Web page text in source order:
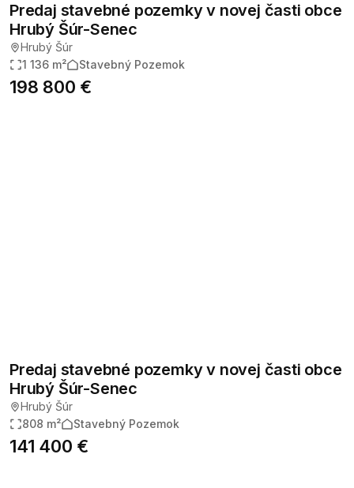
Predaj stavebné pozemky v novej časti obce
Hrubý Šúr-Senec
Hrubý Šúr
1 136 m²
Stavebný Pozemok
198 800 €
Predaj stavebné pozemky v novej časti obce
Hrubý Šúr-Senec
Hrubý Šúr
808 m²
Stavebný Pozemok
141 400 €